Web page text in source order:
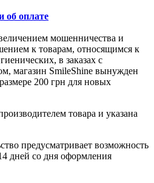
об оплате
мошенничества и
к товарам, относящимся к
в заказах с
магазин SmileShine вынужден
200 грн для новых
товара и указана
предусматривает возможность
дней со дня оформления